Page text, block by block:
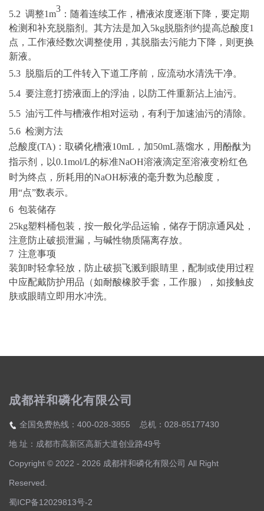
5.2 调整1m
3
：随着连续工作，槽液浓度逐渐下降，要定期
检测和补充脱脂剂。其方法是加入 5kg脱脂剂约提高总酸度1
点，工作液经数次调整使用，其脱脂去污能力下降，则更换
新液。
5.3 脱脂后的工件转入下道工序前，应流动水清洗干净。
5.4 要注意打捞液面上的浮油，以防工件重新沾上油污。
5.5 油污工件与槽液作相对运动，有利于加速油污的清除。
5.6 检测方法
总酸度(TA) ：取磷化槽液10mL，加50mL蒸馏水，用酚酞为
指示剂，以0.1mol/L的标准NaOH溶液滴定至溶液变粉红色
时为终点，所耗用的NaOH标液的毫升数为总酸度，
用“点”数表示。
6 包装储存
25kg塑料桶包装，按一般化学品运输，储存于阴凉通风处，
注意防止破损泄漏，与碱性物质隔离存放。
7 注意事项
装卸时轻拿轻放，防止破损飞溅到眼睛里， 配制或使用过程
中应配戴防护用品（如耐酸橡胶手套，工作服），如接触皮
肤或眼睛立即用水冲洗。
成都祥和磷化有限公司
全国免费热线：400-028-3855 总机：028-85177430
地 址：成都市高新区高新大道创业路49号
Copyright © 2022 - 2026 成都祥和磷化有限公司 All Right
Reserved.
蜀ICP备12029813号-2